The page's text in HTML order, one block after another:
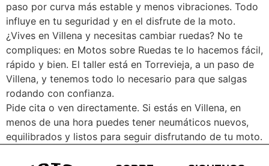
paso por curva más estable y menos vibraciones. Todo
influye en tu seguridad y en el disfrute de la moto.
¿Vives en Villena y necesitas cambiar ruedas? No te
compliques: en Motos sobre Ruedas te lo hacemos fácil,
rápido y bien. El taller está en Torrevieja, a un paso de
Villena, y tenemos todo lo necesario para que salgas
rodando con confianza.
Pide cita o ven directamente. Si estás en Villena, en
menos de una hora puedes tener neumáticos nuevos,
equilibrados y listos para seguir disfrutando de tu moto.